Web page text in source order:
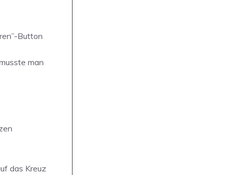
Button
man
das Kreuz